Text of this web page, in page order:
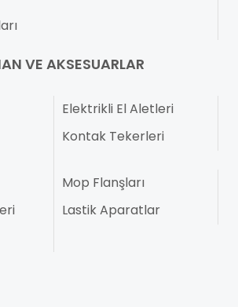
VE AKSESUARLAR
Elektrikli El Aletleri
Kontak Tekerleri
Mop Flanşları
Lastik Aparatlar